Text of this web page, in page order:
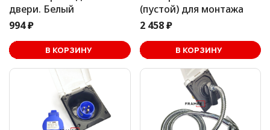
двери. Белый
994 ₽
В КОРЗИНУ
(пустой) для монтажа
2 458 ₽
В КОРЗИНУ
В корзине